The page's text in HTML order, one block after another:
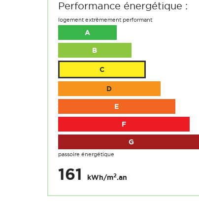
Performance énergétique :
logement extrêmement performant
A
B
C
D
E
F
G
passoire énergétique
161 kWh/m2.an